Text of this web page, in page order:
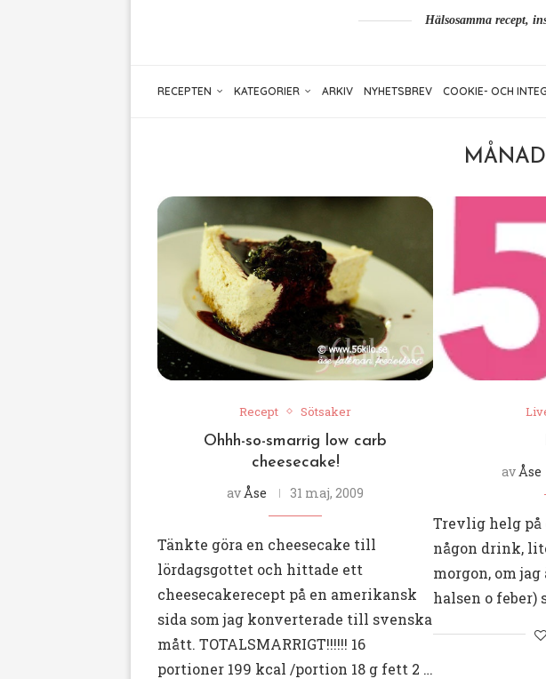
Hälsosamma recept,
RECEPTEN KATEGORIER ARKIV NYHETSBREV COOKIE- OCH
Recept Sötsaker
Ohhh-so-smarrig low carb
cheesecake!
avÅse 31 maj, 2009
Tänkte göra en cheesecake till
lördagsgottet och hittade ett
cheesecakerecept på en amerikansk
sida som jag konverterade till svenska
mått. TOTALSMARRIGT!!!!!! 16
portioner 199 kcal /portion 18 g fett 2 …
avÅse
Trevlig helg
någon drink,
morgon, om
halsen o feber)